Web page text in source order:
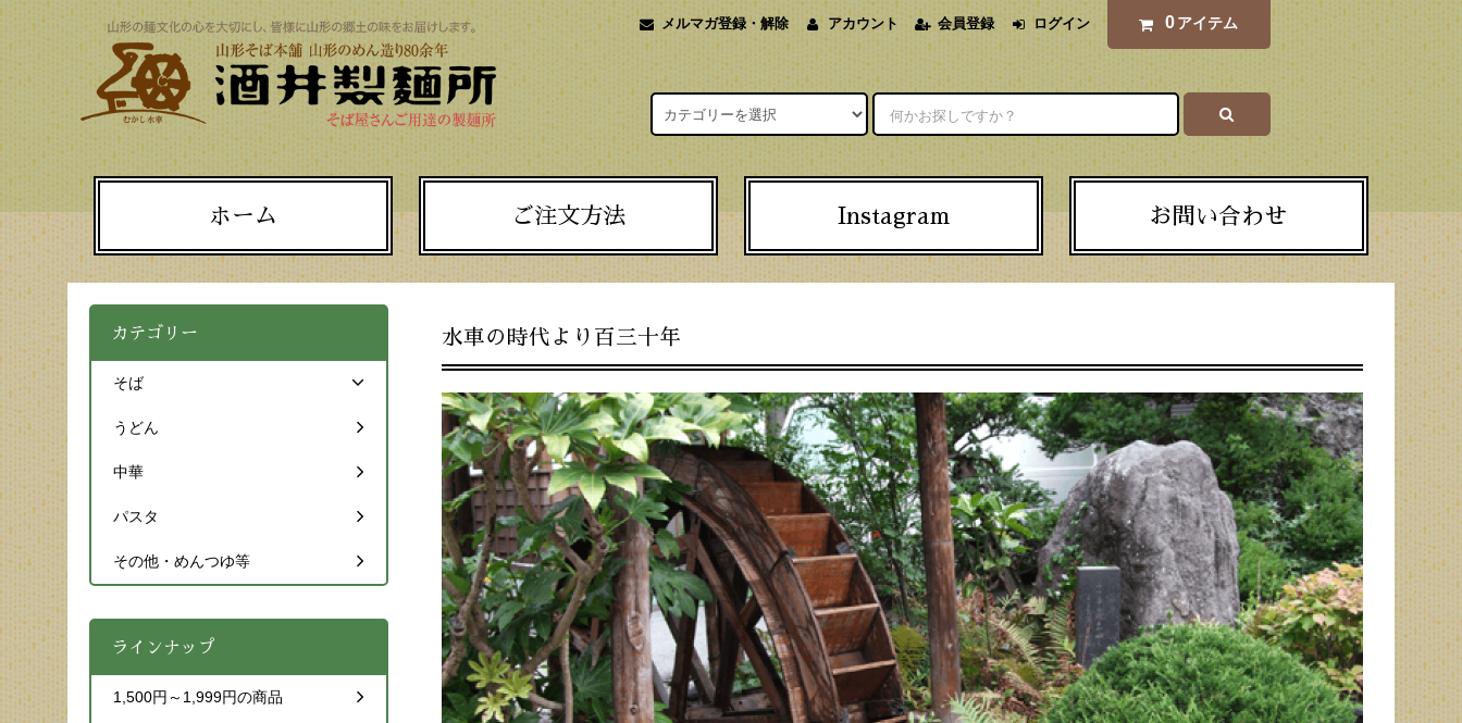
メルマガ登録・解除 アカウント 会員登録 ログイン 0 アイテム
ホーム ご注文方法 Instagram お問い合わせ
水車の時代より百三十年
カテゴリー
そば
うどん
中華
パスタ
その他・めんつゆ等
ラインナップ
1,500円～1,999円の商品